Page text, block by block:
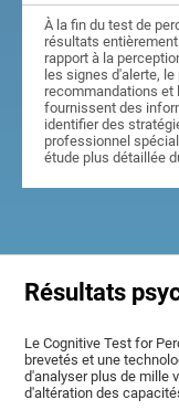
À la fin du test de
résultats
rapport à la
les signes d'alerte,
recommandations
fournissent des
identifier des
professionnel
étude plus détaillée
Résultats
Le Cognitive Test for
brevetés et une
d'analyser plus de mille
d'altération des